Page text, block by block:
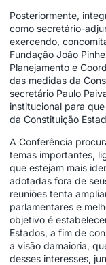
Posteriormente,
como secretário-
exercendo,
Fundação João
Planejamento e
das medidas da
secretário Paulo
institucional para
da Constituição
A Conferência
temas importantes,
que estejam mais
adotadas fora de
reuniões tenta
parlamentares e
objetivo é
Estados, a fim de
a visão damaioria,
desses interesses,